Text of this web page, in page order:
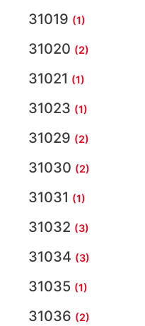
31019 (1)
31020 (2)
31021 (1)
31023 (1)
31029 (2)
31030 (2)
31031 (1)
31032 (3)
31034 (3)
31035 (1)
31036 (2)